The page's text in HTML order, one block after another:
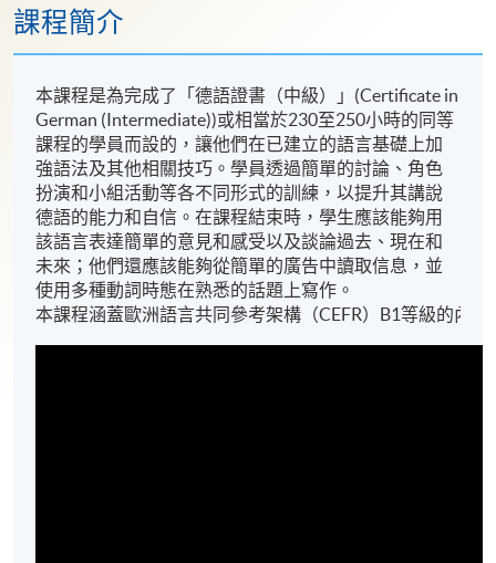
課程簡介
本課程是為完成了「德語證書（中級）」(Certificate in
German (Intermediate))或相當於230至250小時的同等
課程的學員而設的，讓他們在已建立的語言基礎上加
強語法及其他相關技巧。學員透過簡單的討論、角色
扮演和小組活動等各不同形式的訓練，以提升其講說
德語的能力和自信。在課程結束時，學生應該能夠用
該語言表達簡單的意見和感受以及談論過去、現在和
未來；他們還應該能夠從簡單的廣告中讀取信息，並
使用多種動詞時態在熟悉的話題上寫作。
本課程涵蓋歐洲語言共同參考架構（CEFR）B1等級的內容